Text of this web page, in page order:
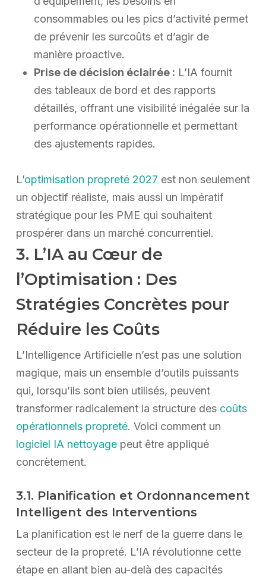
consommables ou les pics d’activité permet
de prévenir les surcoûts et d’agir de
manière proactive.
Prise de décision éclairée : L’IA fournit
des tableaux de bord et des rapports
détaillés, offrant une visibilité inégalée sur la
performance opérationnelle et permettant
des ajustements rapides.
L’optimisation propreté 2027 est non seulement
un objectif réaliste, mais aussi un impératif
stratégique pour les PME qui souhaitent
prospérer dans un marché concurrentiel.
3. L’IA au Cœur de
l’Optimisation : Des
Stratégies Concrètes pour
Réduire les Coûts
L’Intelligence Artificielle n’est pas une solution
magique, mais un ensemble d’outils puissants
qui, lorsqu’ils sont bien utilisés, peuvent
transformer radicalement la structure des coûts
opérationnels propreté. Voici comment un
logiciel IA nettoyagepeut être appliqué
concrètement.
3.1. Planification et Ordonnancement
Intelligent des Interventions
La planification est le nerf de la guerre dans le
secteur de la propreté. L’IA révolutionne cette
étape en allant bien au-delà des capacités